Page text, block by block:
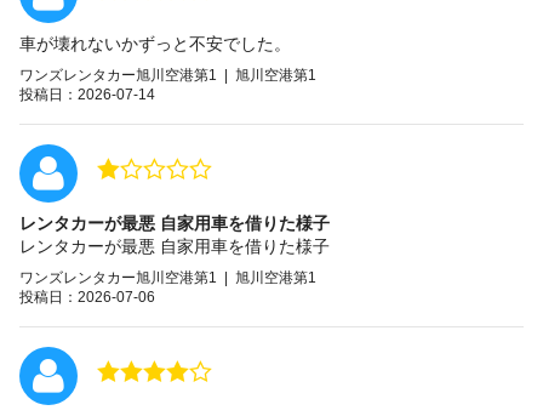
車が壊れないかずっと不安でした。
ワンズレンタカー旭川空港第1 | 旭川空港第1
投稿日：2026-07-14
レンタカーが最悪 自家用車を借りた様子
レンタカーが最悪 自家用車を借りた様子
ワンズレンタカー旭川空港第1 | 旭川空港第1
投稿日：2026-07-06